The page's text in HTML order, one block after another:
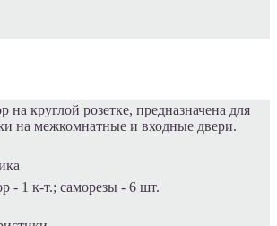
на круглой розетке, предназначена для
на межкомнатные и входные двери.
- 1 к-т.; саморезы - 6 шт.